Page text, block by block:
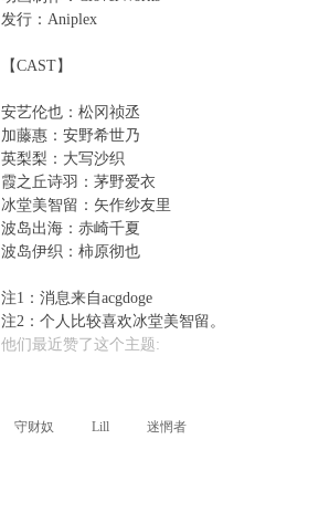
发行：Aniplex
【CAST】
安艺伦也：松冈祯丞
加藤惠：安野希世乃
英梨梨：大写沙织
霞之丘诗羽：茅野爱衣
冰堂美智留：矢作纱友里
波岛出海：赤崎千夏
波岛伊织：柿原彻也
注1：消息来自acgdoge
注2：个人比较喜欢冰堂美智留。
他们最近赞了这个主题:
守财奴 Lill 迷惘者